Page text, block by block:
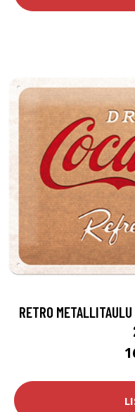
RETRO